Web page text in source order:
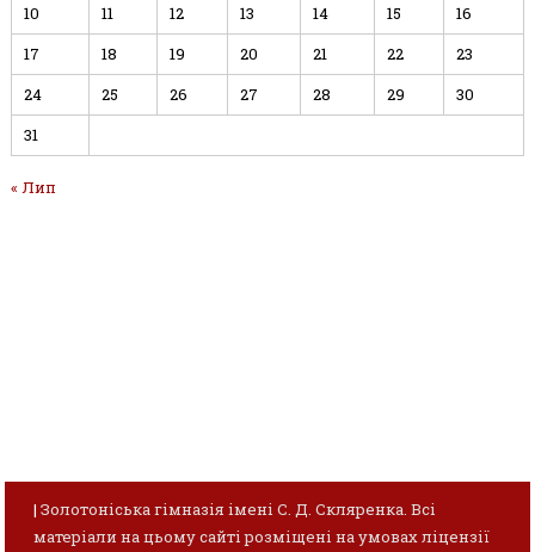
10
11 12 13 14 15
16
17
18 19 20 21 22
23
24
25 26 27 28 29
30
31
« Лип
|Золотоніська гімназія імені С. Д. Скляренка. Всі
матеріали на цьому сайті розміщені на умовах ліцензії